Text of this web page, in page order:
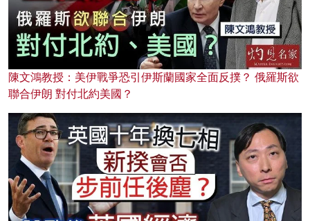
陳文鴻教授：美伊戰爭恐引伊斯蘭國家全面反撲？ 俄羅斯欲
聯合伊朗 對付北約美國？